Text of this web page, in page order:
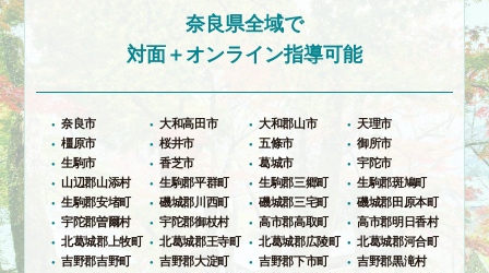
奈良県全域で
対面＋オンライン指導可能
奈良市 大和高田市 大和郡山市
天理市
橿原市
桜井市 五條市
御所市
生駒市
香芝市 葛城市
宇陀市
山辺郡山添村
生駒郡平群町 生駒郡三郷町
生駒郡斑鳩町
生駒郡安堵町
磯城郡川西町 磯城郡三宅町
磯城郡田原本町
宇陀郡曽爾村
宇陀郡御杖村 高市郡高取町
高市郡明日香村
北葛城郡上牧町
北葛城郡王寺町 北葛城郡広陵町
北葛城郡河合町
吉野郡吉野町
吉野郡大淀町 吉野郡下市町
吉野郡黒滝村